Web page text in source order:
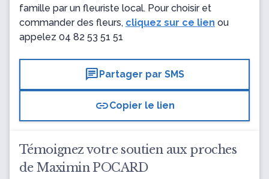
famille par un fleuriste local. Pour choisir et
commander des fleurs, cliquez sur ce lien ou
appelez 04 82 53 51 51
chatPartager par SMS
linkCopier le lien
Témoignez votre soutien aux proches
de Maximin POCARD